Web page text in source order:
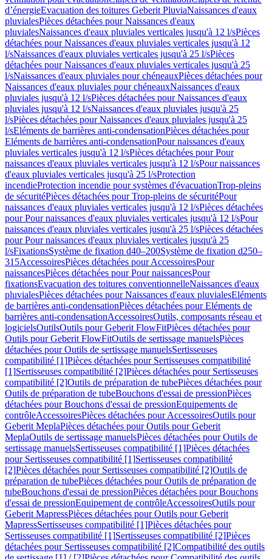
d’énergieEvacuation des toitures Geberit PluviaNaissances d'eaux
pluvialesPièces détachées pour Naissances d'eaux
pluvialesNaissances d'eaux pluviales verticales jusqu'à 12 l/sPièces
détachées pour Naissances d'eaux pluviales verticales jusqu'à 12
l/sNaissances d'eaux pluviales verticales jusqu'à 25 l/sPièces
détachées pour Naissances d'eaux pluviales verticales jusqu'à 25
l/sNaissances d'eaux pluviales pour chéneauxPièces détachées pour
Naissances d'eaux pluviales pour chéneauxNaissances d'eaux
pluviales jusqu'à 12 l/sPièces détachées pour Naissances d'eaux
pluviales jusqu'à 12 l/sNaissances d'eaux pluviales jusqu'à 25
l/sPièces détachées pour Naissances d'eaux pluviales jusqu'à 25
l/sEléments de barrières anti-condensationPièces détachées pour
Eléments de barrières anti-condensationPour naissances d'eaux
pluviales verticales jusqu'à 12 l/sPièces détachées pour Pour
naissances d'eaux pluviales verticales jusqu'à 12 l/sPour naissances
d'eaux pluviales verticales jusqu'à 25 l/sProtection
incendieProtection incendie pour systèmes d'évacuationTrop-pleins
de sécuritéPièces détachées pour Trop-pleins de sécuritéPour
naissances d'eaux pluviales verticales jusqu'à 12 l/sPièces détachées
pour Pour naissances d'eaux pluviales verticales jusqu'à 12 l/sPour
naissances d'eaux pluviales verticales jusqu'à 25 l/sPièces détachées
pour Pour naissances d'eaux pluviales verticales jusqu'à 25
l/sFixationsSystème de fixation d40–200Système de fixation d250–
315AccessoiresPièces détachées pour AccessoiresPour
naissancesPièces détachées pour Pour naissancesPour
fixationsEvacuation des toitures conventionnelleNaissances d'eaux
pluvialesPièces détachées pour Naissances d'eaux pluvialesEléments
de barrières anti-condensationPièces détachées pour Eléments de
barrières anti-condensationAccessoiresOutils, composants réseau et
logicielsOutilsOutils pour Geberit FlowFitPièces détachées pour
Outils pour Geberit FlowFitOutils de sertissage manuelsPièces
détachées pour Outils de sertissage manuelsSertisseuses
compatibilité [1]Pièces détachées pour Sertisseuses compatibilité
[1]Sertisseuses compatibilité [2]Pièces détachées pour Sertisseuses
compatibilité [2]Outils de préparation de tubePièces détachées pour
Outils de préparation de tubeBouchons d'essai de pressionPièces
détachées pour Bouchons d'essai de pressionEquipements de
contrôleAccessoiresPièces détachées pour AccessoiresOutils pour
Geberit MeplaPièces détachées pour Outils pour Geberit
MeplaOutils de sertissage manuelsPièces détachées pour Outils de
sertissage manuelsSertisseuses compatibilité [1]Pièces détachées
pour Sertisseuses compatibilité [1]Sertisseuses compatibilité
[2]Pièces détachées pour Sertisseuses compatibilité [2]Outils de
préparation de tubePièces détachées pour Outils de préparation de
tubeBouchons d'essai de pressionPièces détachées pour Bouchons
d'essai de pressionEquipement de contrôleAccessoiresOutils pour
Geberit MapressPièces détachées pour Outils pour Geberit
MapressSertisseuses compatibilité [1]Pièces détachées pour
Sertisseuses compatibilité [1]Sertisseuses compatibilité [2]Pièces
détachées pour Sertisseuses compatibilité [2]Compatibilité des outils